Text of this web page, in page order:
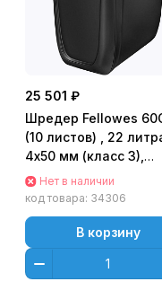
25 501 ₽
Шредер Fellowes
(10 листов) , 22
4х50 мм (класс 3),
индикатор перегрева
двиг, уничт: ск
Нет в наличии
код товара: 34306
В корзину